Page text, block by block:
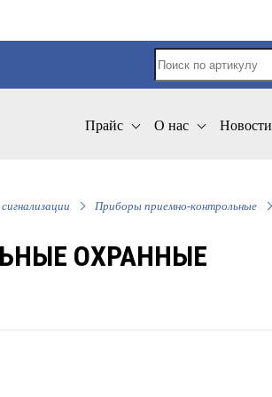
Прайс О нас Новости
Приборы приемно-контрольные
ОХРАННЫЕ